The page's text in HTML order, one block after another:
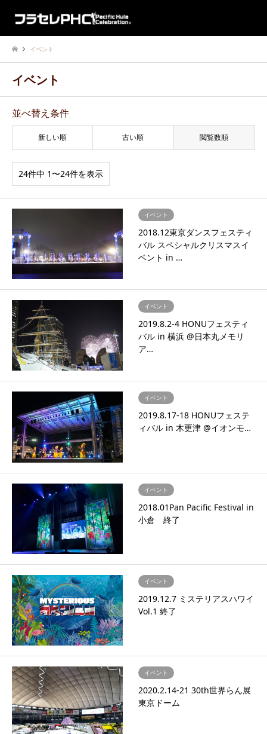
イベント
イベント
並べ替え条件
新しい順 古い順 閲覧数順
24件中 1〜24件を表示
イベント
2018.12東京ダンスフェスティ
バル スペシャルクリスマスイ
ベント in …
イベント
2019.8.2-4 HONUフェスティ
バル in 横浜 @日本丸メモリ
ア…
イベント
2019.8.17-18 HONUフェステ
ィバル in 木更津 @イオンモ…
イベント
2018.01Pan Pacific Festival in
小倉 終了
イベント
2019.12.7 ミステリアスハワイ
Vol.1 終了
イベント
2020.2.14-21 30th世界らん展
東京ドーム